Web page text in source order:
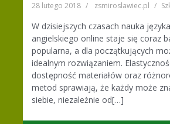
28 lutego 2018 zsmiroslawiec.pl
W dzisiejszych czasach nauka języka
angielskiego online staje się coraz
popularna, a dla początkujących
idealnym rozwiązaniem.
dostępność materiałów oraz
metod sprawiają, że każdy może
siebie, niezależnie od[…]